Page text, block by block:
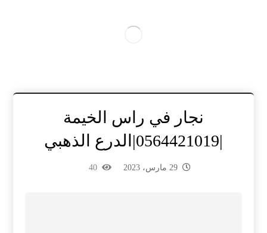
نجار في راس الخيمة
|0564421019|الدرع الذهبي
29 مارس، 2023 40